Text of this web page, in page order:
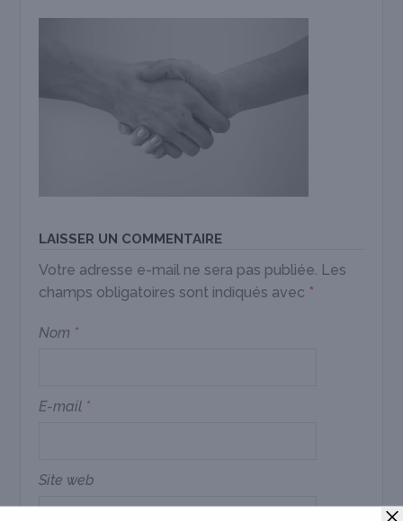
LAISSER UN COMMENTAIRE
Votre adresse e-mail ne sera pas publiée. Les
champs obligatoires sont indiqués avec *
Nom *
E-mail *
Site web